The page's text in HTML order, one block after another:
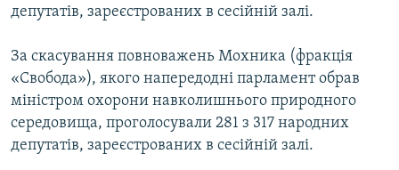
депутатів, зареєстрованих в сесійній залі.
За скасування повноважень Мохника (фракція
«Свобода»), якого напередодні парламент обрав
міністром охорони навколишнього природного
середовища, проголосували 281 з 317 народних
депутатів, зареєстрованих в сесійній залі.